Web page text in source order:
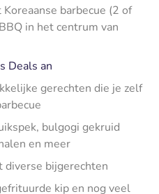
barbecue (2 of
in het centrum van
Deals an
gerechten die je zelf
bulgogi gekruid
en meer
diverse bijgerechten
kip en nog veel